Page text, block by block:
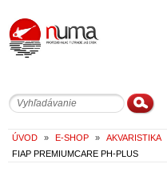
ÚVOD » E-SHOP » AKVARISTIKA
FIAP PREMIUMCARE PH-PLUS